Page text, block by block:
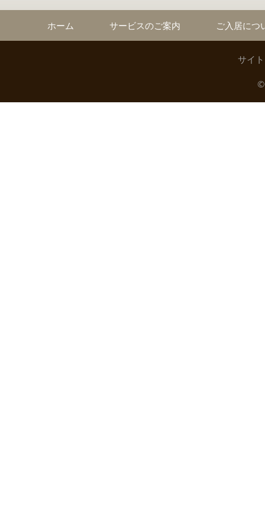
ホーム サービスのご案内 ご入居につ
サイ
©